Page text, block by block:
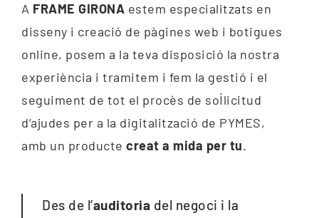
A FRAME GIRONA estem especialitzats en
disseny i creació de pàgines web i botigues
online, posem a la teva disposició la nostra
experiència i tramitem i fem la gestió i el
seguiment de tot el procès de sol·licitud
d’ajudes per a la digitalització de PYMES,
amb un producte creat a mida per tu.
Des de l’auditoria del negoci i la